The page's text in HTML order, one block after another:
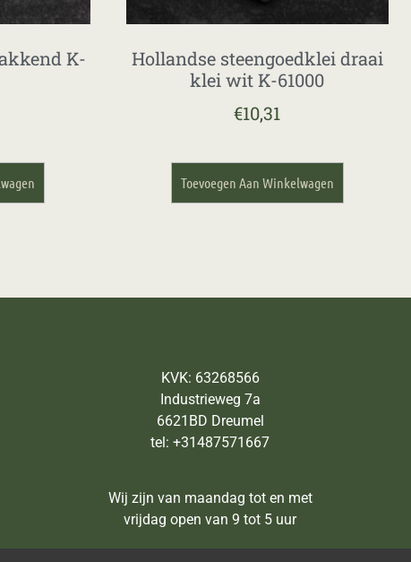
K-
Hollandse steengoedklei draai
klei wit K-61000
€10,31
Toevoegen Aan Winkelwagen
KVK: 63268566
Industrieweg 7a
6621BD Dreumel
tel: +31487571667
Wij zijn van maandag tot en met
vrijdag open van 9 tot 5 uur